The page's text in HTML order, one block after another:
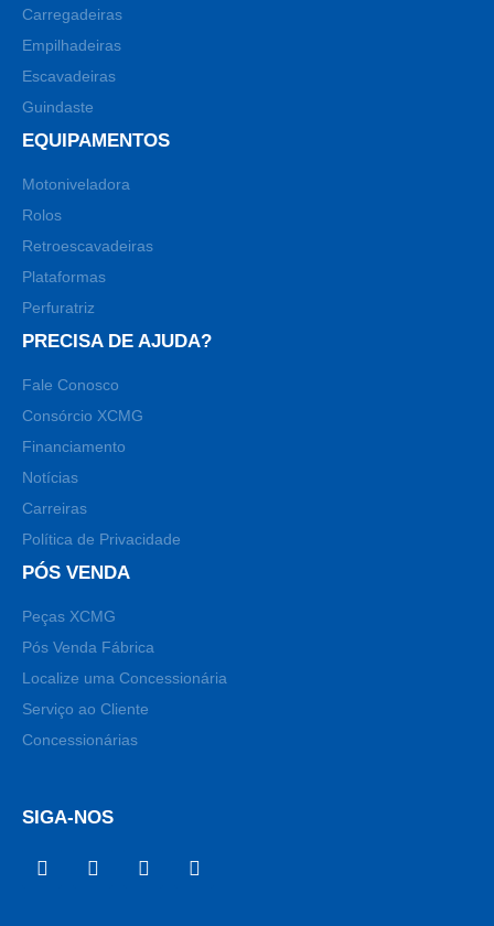
Carregadeiras
Empilhadeiras
Escavadeiras
Guindaste
EQUIPAMENTOS
Motoniveladora
Rolos
Retroescavadeiras
Plataformas
Perfuratriz
PRECISA DE AJUDA?
Fale Conosco
Consórcio XCMG
Financiamento
Notícias
Carreiras
Política de Privacidade
PÓS VENDA
Peças XCMG
Pós Venda Fábrica
Localize uma Concessionária
Serviço ao Cliente
Concessionárias
SIGA-NOS